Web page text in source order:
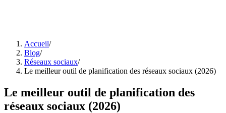
Accueil/
Blog/
Réseaux sociaux/
Le meilleur outil de planification des réseaux sociaux (2026)
Le meilleur outil de planification des
réseaux sociaux (2026)